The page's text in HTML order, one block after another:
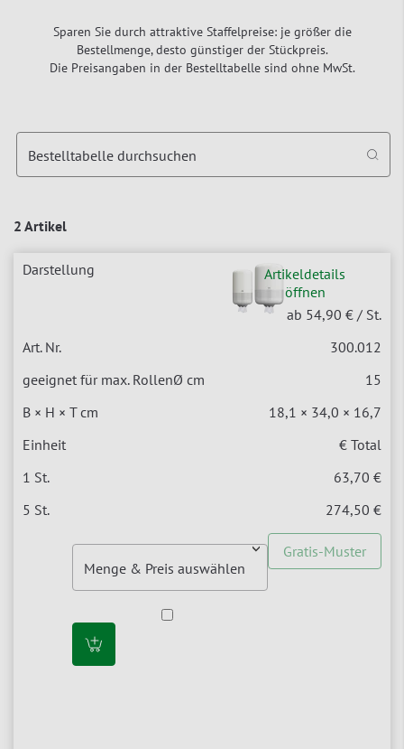
Sparen Sie durch attraktive Staffelpreise: je größer die
Bestellmenge, desto günstiger der Stückpreis.
Die Preisangaben in der Bestelltabelle sind ohne MwSt.
2 Artikel
Bestelltabelle durchsuchen
Artikeldetails
öffnen
ab 54,90 € / St.
300.012
15
18,1 × 34,0 × 16,7
€ Total
63,70 €
274,50 €
Gratis-Muster